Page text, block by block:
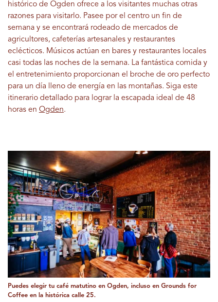
histórico de Ogden ofrece a los visitantes muchas otras
razones para visitarlo. Pasee por el centro un fin de
semana y se encontrará rodeado de mercados de
agricultores, cafeterías artesanales y restaurantes
eclécticos. Músicos actúan en bares y restaurantes locales
casi todas las noches de la semana. La fantástica comida y
el entretenimiento proporcionan el broche de oro perfecto
para un día lleno de energía en las montañas. Siga este
itinerario detallado para lograr la escapada ideal de 48
horas en Ogden.
Puedes elegir tu café matutino en Ogden, incluso en Grounds for
Coffee en la histórica calle 25.